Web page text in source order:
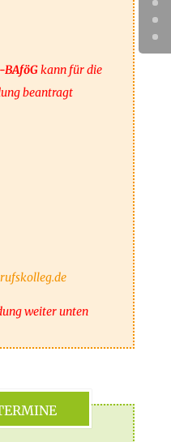
BAföGkann für die
beantragt
weiter unten